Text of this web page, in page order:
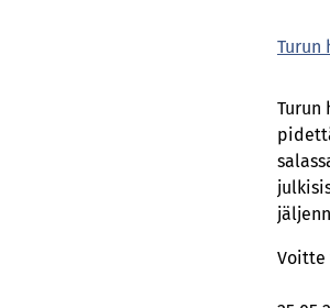
Turun
Turun
Voitte